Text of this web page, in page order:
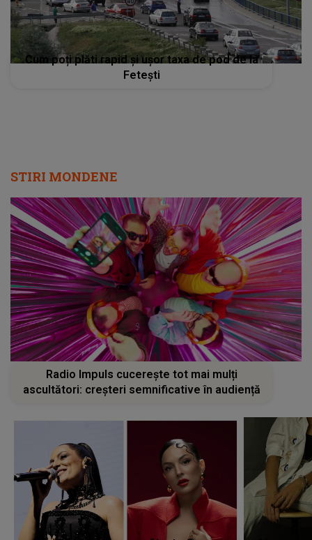
Cum poți plăti rapid și ușor taxa de pod de la
Fetești
STIRI MONDENE
Radio Impuls cucerește tot mai mulți
ascultători: creșteri semnificative în audiență